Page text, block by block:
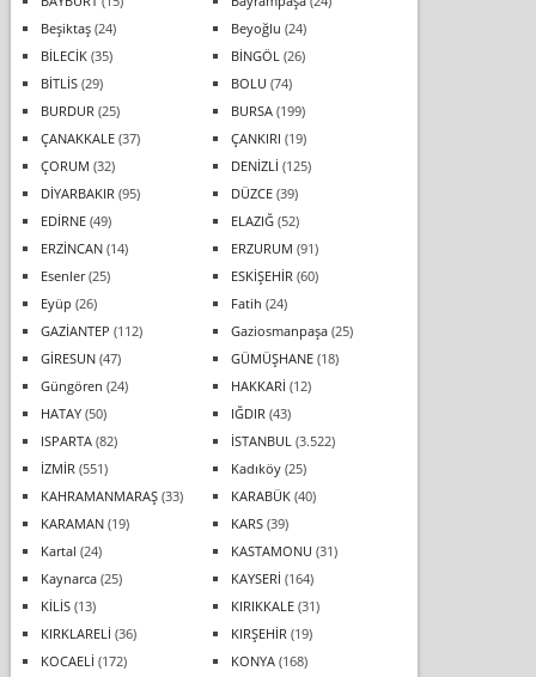
Beşiktaş(24) Beyoğlu (24)
BİLECİK(35) BİNGÖL (26)
BİTLİS(29) BOLU (74)
BURDUR (25) BURSA(199)
ÇANAKKALE(37) ÇANKIRI (19)
ÇORUM (32) DENİZLİ (125)
DİYARBAKIR (95) DÜZCE(39)
EDİRNE(49) ELAZIĞ(52)
ERZİNCAN(14) ERZURUM (91)
Esenler(25) ESKİŞEHİR (60)
Eyüp (26) Fatih (24)
GAZİANTEP (112) Gaziosmanpaşa(25)
GİRESUN(47) GÜMÜŞHANE(18)
Güngören (24) HAKKARİ (12)
HATAY(50) IĞDIR (43)
ISPARTA(82) İSTANBUL (3.522)
İZMİR (551) Kadıköy(25)
KAHRAMANMARAŞ(33) KARABÜK(40)
KARAMAN(19) KARS(39)
Kartal (24) KASTAMONU (31)
Kaynarca(25) KAYSERİ (164)
KİLİS(13) KIRIKKALE(31)
KIRKLARELİ (36) KIRŞEHİR (19)
KOCAELİ (172) KONYA(168)